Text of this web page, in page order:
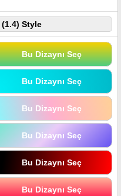
Style
Bu Dizaynı Seç
Bu Dizaynı Seç
Bu Dizaynı Seç
Bu Dizaynı Seç
Bu Dizaynı Seç
Bu Dizaynı Seç